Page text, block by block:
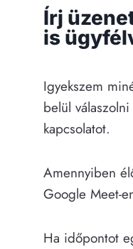
Írj
is
Igyekszem
belül
kapcsolatot.
Amennyiben
Google Meet-
Ha időpontot